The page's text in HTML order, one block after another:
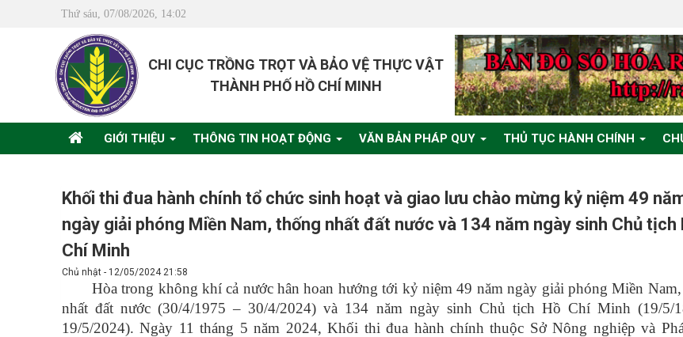
Thứ sáu, 07/08/2026, 14:02
CHI CỤC TRỒNG TRỌT VÀ BẢO VỆ THỰC VẬT
THÀNH PHỐ HỒ CHÍ MINH
GIỚI THIỆU THÔNG TIN HOẠT ĐỘNG VĂN BẢN PHÁP QUY THỦ TỤC HÀNH CHÍNH
Khối thi đua hành chính tổ chức sinh hoạt và giao lưu chào mừng kỷ niệm 49
ngày giải phóng Miền Nam, thống nhất đất nước và 134 năm ngày sinh Chủ tịch
Chí Minh
Chủ nhật - 12/05/2024 21:58
Hòa trong không khí cả nước hân hoan hướng tới kỷ niệm 49 năm ngày giải phóng Miền
nhất đất nước (30/4/1975 – 30/4/2024) và 134 năm ngày sinh Chủ tịch Hồ Chí Minh (19/5/
19/5/2024). Ngày 11 tháng 5 năm 2024, Khối thi đua hành chính thuộc Sở Nông nghiệp và